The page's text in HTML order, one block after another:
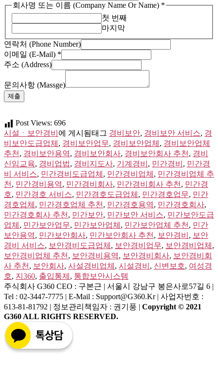
회사명 또는 이름 (Company Name Or Name) *
첫 번째
마지막
연락처 (Phone Number)
Number)
(Address)
소
이메일 (E-Mail) *
주소 (Address)
문의사항 (Massge)
제출
Post Views: 696
시설ㆍ보안경비 에 게시됨태그 경비보안, 경비보안 서비스, 경
비보안도급업체 , 경비보안업무, 경비보안업체 , 경비보안업체
추천 , 경비보안용역, 경비보안회사, 경비보안회사 추천 , 경비
신임교육, 경비업법, 경비지도사, 기계경비 , 민간경비 , 민간경
비 서비스, 민간경비도급업체 , 민간경비업체 , 민간경비업체 추
천 , 민간경비용역, 민간경비회사, 민간경비회사 추천 , 민간경
호, 민간경호 서비스, 민간경호도급업체 , 민간경호업무, 민간
경호업체 , 민간경호업체 추천 , 민간경호용역, 민간경호회사,
민간경호회사 추천 , 민간보안, 민간보안 서비스, 민간보안도급
업체 , 민간보안업무, 민간보안업체 , 민간보안업체 추천 , 민간
보안용역, 민간보안회사, 민간보안회사 추천 , 보안경비 , 보안
경비 서비스, 보안경비도급업체 , 보안경비업무, 보안경비업체 ,
보안경비업체 추천 , 보안경비용역, 보안경비회사, 보안경비회
사 추천 , 보안회사, 사설경비업체 , 시설경비 , 신변보호, 여성경
호, 지360, 출입통제 , 통합보안시스템
주식회사 G360 CEO : 구본근 | 서울시 강남구 봉은사로57길 6 |
Tel : 02-3447-7775 | E-Mail : Support@g360.kr | 사업자번호 :
613-81-81792 | 정보관리책임자 : 권기풍 | Copyright © 2021
G360 ALL RIGHTS RESERVED.